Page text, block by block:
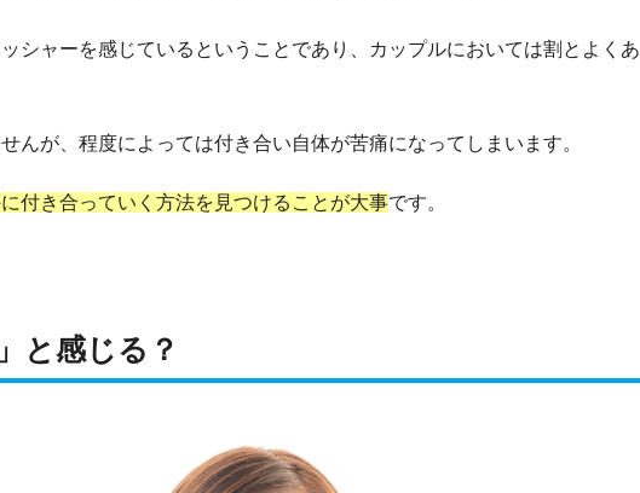
シャーを感じているということであり、カップルにおいては割とよくあ
んが、程度によっては付き合い自体が苦痛になってしまいます。
付き合っていく方法を見つけることが大事です。
と感じる？